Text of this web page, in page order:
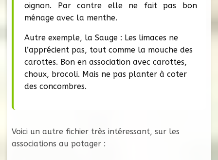
oignon. Par contre elle ne fait pas bon
ménage avec la menthe.
Autre exemple, la Sauge : Les limaces ne
l’apprécient pas, tout comme la mouche des
carottes. Bon en association avec carottes,
choux, brocoli. Mais ne pas planter à coter
des concombres.
Voici un autre fichier très intéressant, sur les
associations au potager :